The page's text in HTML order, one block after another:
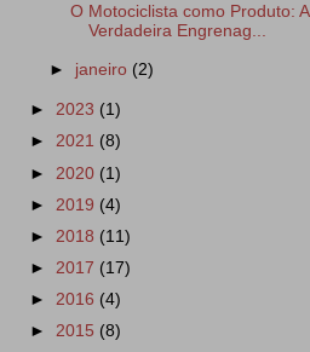
O Motociclista como Produto: A
Verdadeira Engrenag...
► janeiro (2)
► 2023 (1)
► 2021 (8)
► 2020 (1)
► 2019 (4)
► 2018 (11)
► 2017 (17)
► 2016 (4)
► 2015 (8)